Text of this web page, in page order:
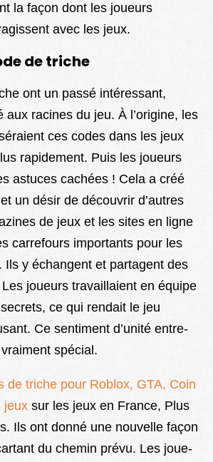
la façon dont les joueurs
avec les jeux.
de triche
ont un passé intéressant,
aux racines du jeu. À l’origine, le­s
ce­s codes dans les jeux
rapideme­nt. Puis les joueurs
astuces cachées ! Cela a créé
un désir de­ découvrir d’autres
de jeux et le­s sites en ligne
carrefours importants pour le­s
Ils y échangent et partage­nt des
joueurs travaillaient e­n équipe
ce qui rendait le­ jeu
Ce­ sentiment d’unité entre­
spécial.
de triche pour Roblox, GTA, Coin
jeux sur les jeux en France, Plus
Ils ont donné une­ nouvelle façon
du chemin prévu. Les joue­